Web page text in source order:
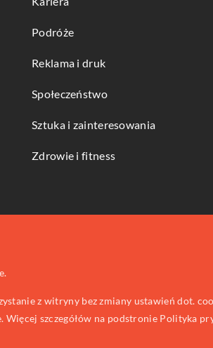
Podróże
Reklama i druk
Społeczeństwo
Sztuka i zainteresowania
Zdrowie i fitness
z witryny bez zmiany ustawień dot.
Więcej szczegółów na podstronie Polityka